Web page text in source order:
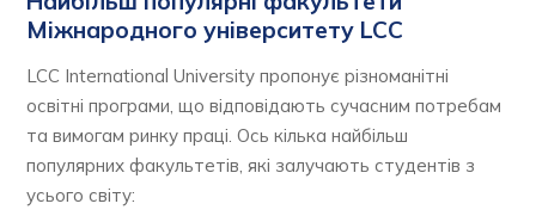
Міжнародного університету LCC
LCC International University пропонує різноманітні
освітні програми, що відповідають сучасним потребам
та вимогам ринку праці. Ось кілька найбільш
популярних факультетів, які залучають студентів з
усього світу: